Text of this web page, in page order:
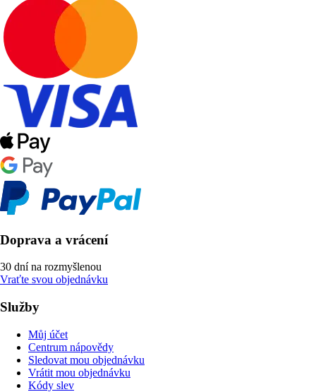
Doprava a vrácení
30 dní na rozmyšlenou
Vraťte svou objednávku
Služby
Můj účet
Centrum nápovědy
Sledovat mou objednávku
Vrátit mou objednávku
Kódy slev